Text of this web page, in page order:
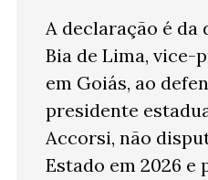
A declaração é da
Bia de Lima, vice-
em Goiás, ao
presidente
Accorsi, não
Estado em 2026 e